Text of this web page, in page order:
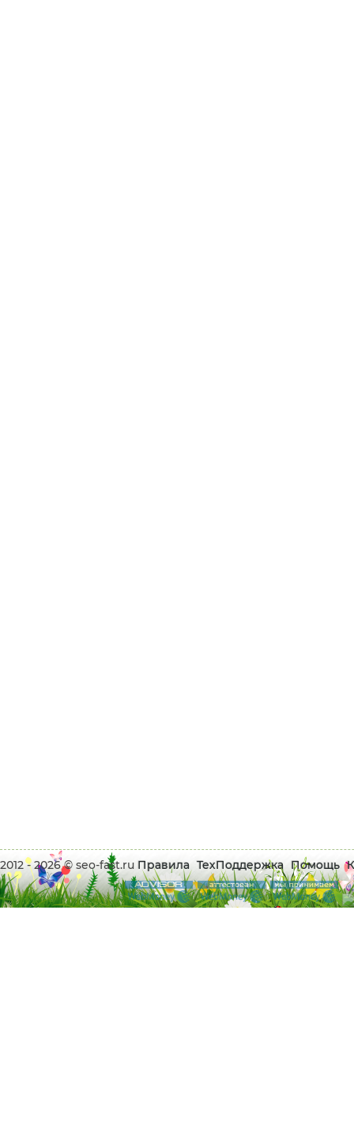
2012 - 2026 © seo-fast.ru Правила ТехПоддержка Помощь